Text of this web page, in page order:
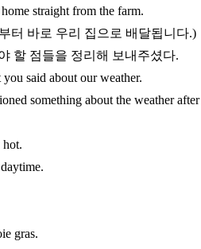
straight from the farm.
터 바로 우리 집으로 배달됩니다.)
할 점들을 정리해 보내주셨다.
said about our weather.
something about the weather after
hot.
gras.